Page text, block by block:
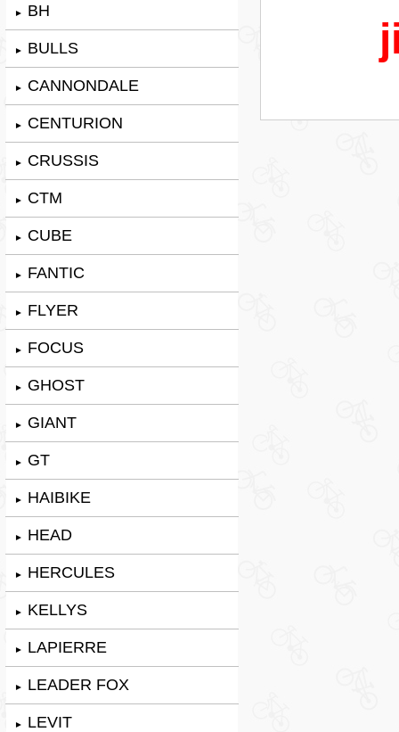
► BH
► BULLS
► CANNONDALE
► CENTURION
► CRUSSIS
► CTM
► CUBE
► FANTIC
► FLYER
► FOCUS
► GHOST
► GIANT
► GT
► HAIBIKE
► HEAD
► HERCULES
► KELLYS
► LAPIERRE
► LEADER FOX
► LEVIT